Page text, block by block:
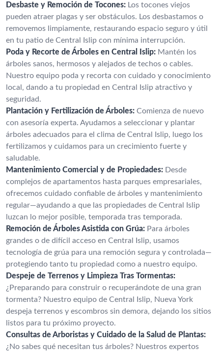
Desbaste y Remoción de Tocones: Los tocones viejos
pueden atraer plagas y ser obstáculos. Los desbastamos o
removemos limpiamente, restaurando espacio seguro y útil
en tu patio de Central Islip con mínima interrupción.
Poda y Recorte de Árboles en Central Islip: Mantén los
árboles sanos, hermosos y alejados de techos o cables.
Nuestro equipo poda y recorta con cuidado y conocimiento
local, dando a tu propiedad en Central Islip atractivo y
seguridad.
Plantación y Fertilización de Árboles: Comienza de nuevo
con asesoría experta. Ayudamos a seleccionar y plantar
árboles adecuados para el clima de Central Islip, luego los
fertilizamos y cuidamos para un crecimiento fuerte y
saludable.
Mantenimiento Comercial y de Propiedades: Desde
complejos de apartamentos hasta parques empresariales,
ofrecemos cuidado confiable de árboles y mantenimiento
regular—ayudando a que las propiedades de Central Islip
luzcan lo mejor posible, temporada tras temporada.
Remoción de Árboles Asistida con Grúa: Para árboles
grandes o de difícil acceso en Central Islip, usamos
tecnología de grúa para una remoción segura y controlada—
protegiendo tanto tu propiedad como a nuestro equipo.
Despeje de Terrenos y Limpieza Tras Tormentas:
¿Preparando para construir o recuperándote de una gran
tormenta? Nuestro equipo de Central Islip, Nueva York
despeja terrenos y escombros sin demora, dejando los sitios
listos para tu próximo proyecto.
Consultas de Arboristas y Cuidado de la Salud de Plantas:
¿No sabes qué necesitan tus árboles? Nuestros expertos